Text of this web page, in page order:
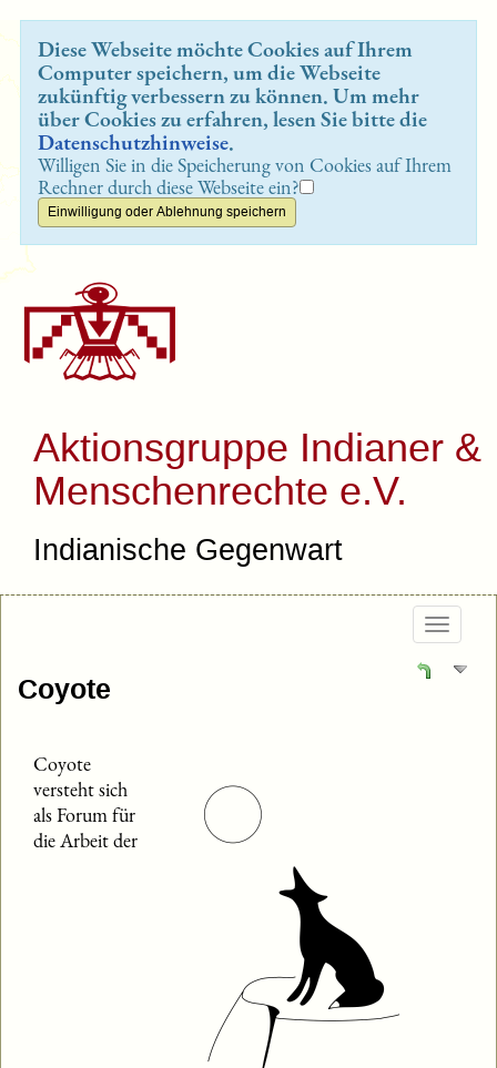
Diese Webseite möchte Cookies auf Ihrem
Computer speichern, um die Webseite
zukünftig verbessern zu können. Um mehr
über Cookies zu erfahren, lesen Sie bitte die
Datenschutzhinweise.
Willigen Sie in die Speicherung von Cookies auf Ihrem
Rechner durch diese Webseite ein?
Aktionsgruppe Indianer &
Menschenrechte e.V.
Indianische Gegenwart
Coyote
Coyote
versteht sich
als Forum für
die Arbeit der